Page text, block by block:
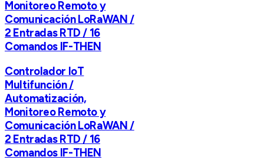
Monitoreo Remoto y
Comunicación LoRaWAN /
2 Entradas RTD / 16
Comandos IF-THEN
Controlador IoT
Multifunción /
Automatización,
Monitoreo Remoto y
Comunicación LoRaWAN /
2 Entradas RTD / 16
Comandos IF-THEN